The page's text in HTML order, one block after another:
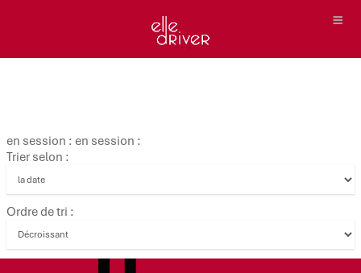
en session : en session :
Trier selon :
Ordre de tri :